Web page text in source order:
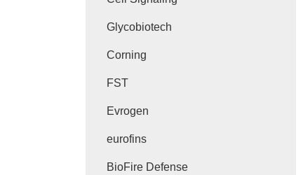
Glycobiotech
Corning
FST
Evrogen
eurofins
BioFire Defense